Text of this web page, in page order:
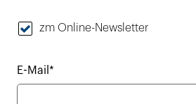
zm Online-Newsletter
E-Mail*